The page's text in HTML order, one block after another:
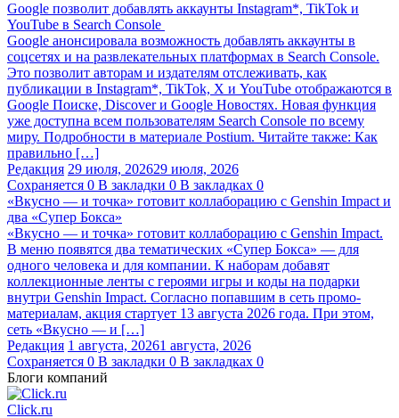
Google позволит добавлять аккаунты Instagram*, TikTok и
YouTube в Search Console
Google анонсировала возможность добавлять аккаунты в
соцсетях и на развлекательных платформах в Search Console.
Это позволит авторам и издателям отслеживать, как
публикации в Instagram*, TikTok, X и YouTube отображаются в
Google Поиске, Discover и Google Новостях. Новая функция
уже доступна всем пользователям Search Console по всему
миру. Подробности в материале Postium. Читайте также: Как
правильно […]
Редакция 29 июля, 202629 июля, 2026
Сохраняется 0 В закладки 0 В закладках 0
«Вкусно — и точка» готовит коллаборацию с Genshin Impact и
два «Супер Бокса»
«Вкусно — и точка» готовит коллаборацию с Genshin Impact.
В меню появятся два тематических «Супер Бокса» — для
одного человека и для компании. К наборам добавят
коллекционные ленты с героями игры и коды на подарки
внутри Genshin Impact. Согласно попавшим в сеть промо-
материалам, акция стартует 13 августа 2026 года. При этом,
сеть «Вкусно — и […]
Редакция 1 августа, 20261 августа, 2026
Сохраняется 0 В закладки 0 В закладках 0
Блоги компаний
Click.ru